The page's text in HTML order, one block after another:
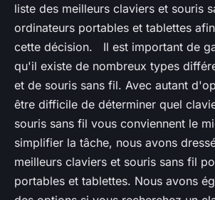
liste des meilleurs claviers et souris
ordinateurs portables et tablettes
cette décision. Il est important de
qu'il existe de nombreux types
et de souris sans fil. Avec autant
être difficile de déterminer quel
souris sans fil vous conviennent le
simplifier la tâche, nous avons
meilleurs claviers et souris sans fil
portables et tablettes. Nous avons